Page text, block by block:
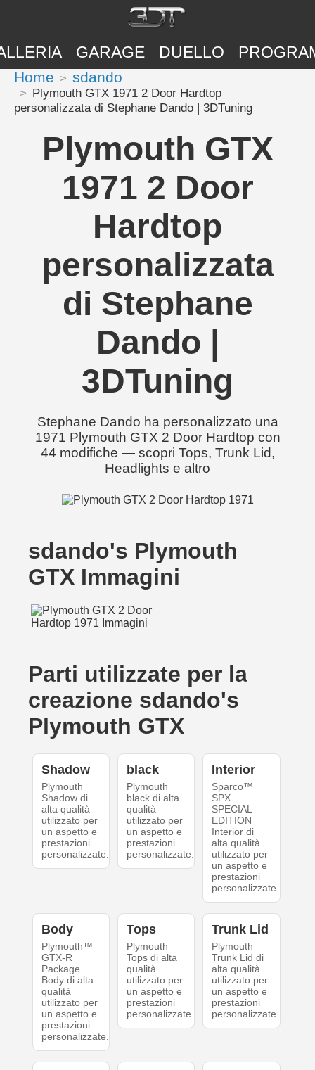
GARAGE DUELLO
Home sdando
Plymouth GTX 1971 2 Door Hardtop
personalizzata di Stephane Dando | 3DTuning
Plymouth GTX
1971 2 Door
Hardtop
personalizzata
di Stephane
Dando |
3DTuning
Stephane Dando ha personalizzato una
1971 Plymouth GTX 2 Door Hardtop con
44 modifiche — scopri Tops, Trunk Lid,
Headlights e altro
sdando's Plymouth
GTX Immagini
Parti utilizzate per la
creazione sdando's
Plymouth GTX
Shadow
Plymouth
Shadow di
alta qualità
utilizzato per
un aspetto e
prestazioni
personalizzate.
black
Plymouth
black di alta
qualità
utilizzato per
un aspetto e
prestazioni
personalizzate.
Interior
Sparco™
SPX
SPECIAL
EDITION
Interior di
alta qualità
utilizzato per
un aspetto e
prestazioni
personalizzate.
Body
Plymouth™
GTX-R
Package
Body di alta
qualità
utilizzato per
un aspetto e
prestazioni
personalizzate.
Tops
Plymouth
Tops di alta
qualità
utilizzato per
un aspetto e
prestazioni
personalizzate.
Trunk Lid
Plymouth
Trunk Lid di
alta qualità
utilizzato per
un aspetto e
prestazioni
personalizzate.